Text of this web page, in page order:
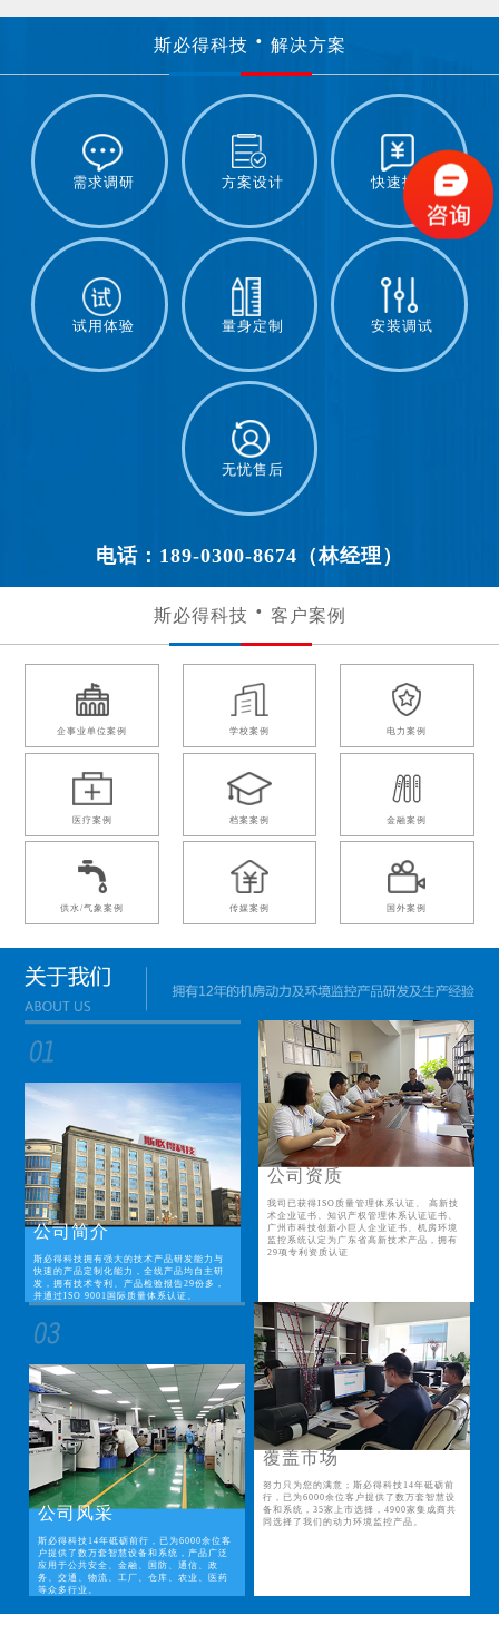
斯必得科技 解决方案
需求调研 方案设计 快速报价
试用体验 量身定制 安装调试
无忧售后
电话：189-0300-8674（林经理）
斯必得科技 客户案例
企事业单位案例 学校案例 电力案例
医疗案例 档案案例 金融案例
供水/气象案例 传媒案例 国外案例
公司简介
斯必得科技拥有强大的技术产品研发能力与
快速的产品定制化能力，全线产品均自主研
发，拥有技术专利、产品检验报告29份多，
并通过ISO 9001国际质量体系认证。
公司资质
我司已获得ISO质量管理体系认证、 高新技
术企业证书、知识产权管理体系认证证书、
广州市科技创新小巨人企业证书、机房环境
监控系统认定为广东省高新技术产品，拥有
29项专利资质认证
公司风采
斯必得科技14年砥砺前行，已为6000余位客
户提供了数万套智慧设备和系统，产品广泛
应用于公共安全、金融、国防、通信、政
务、交通、物流、工厂、仓库、农业、医药
等众多行业。
覆盖市场
努力只为您的满意；斯必得科技14年砥砺前
行，已为6000余位客户提供了数万套智慧设
备和系统，35家上市选择，4900家集成商共
同选择了我们的动力环境监控产品。